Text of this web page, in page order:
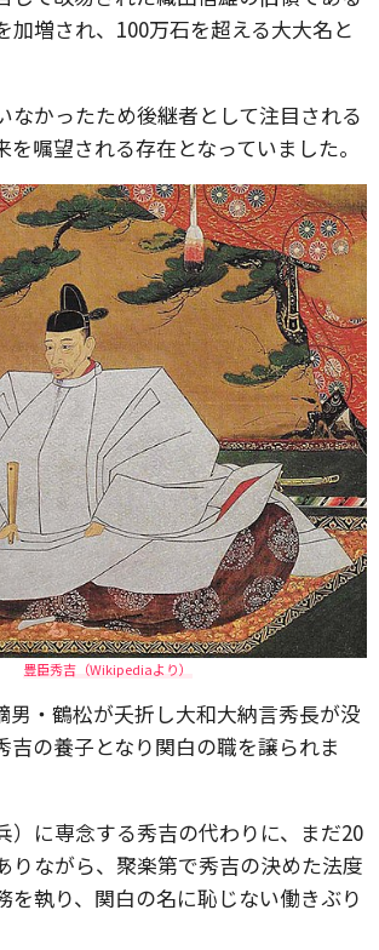
加増され、100万石を超える大大名と
なかったため後継者として注目される
を嘱望される存在となっていました。
豊臣秀吉（Wikipediaより）
男・鶴松が夭折し大和大納言秀長が没
吉の養子となり関白の職を譲られま
）に専念する秀吉の代わりに、まだ20
りながら、聚楽第で秀吉の決めた法度
を執り、関白の名に恥じない働きぶり